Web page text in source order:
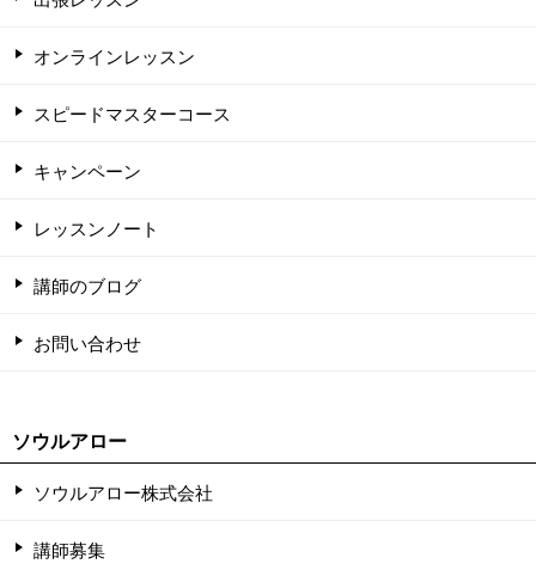
オンラインレッスン
スピードマスターコース
キャンペーン
レッスンノート
講師のブログ
お問い合わせ
ソウルアロー
ソウルアロー株式会社
講師募集